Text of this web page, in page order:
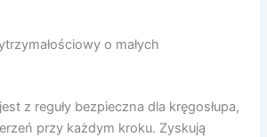
o małych
z reguły bezpieczna dla kręgosłupa,
przy każdym kroku. Zyskują